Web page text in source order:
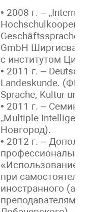
• 2008 г. –
Geschäftssprache“.
GmbH
с институтом
• 2011 г. –
Landeskunde. (ФРГ,
Sprache, Kultur und
• 2011 г. –
„Multiple
Новгород).
• 2012 г. –
«Использование
при
иностранного
преподавателями